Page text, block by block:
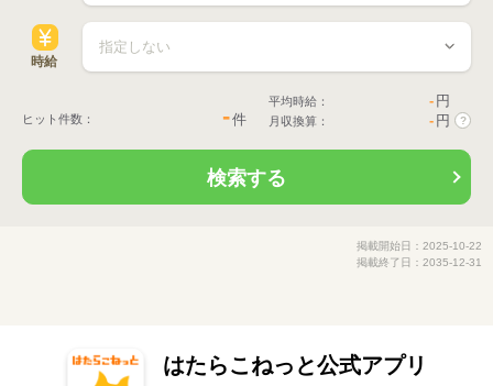
時給
ヒット件数： -件
平均時給： - 円
月収換算： - 円 ?
検索する
掲載開始日：2025-10-22
掲載終了日：2035-12-31
はたらこねっと公式アプリ